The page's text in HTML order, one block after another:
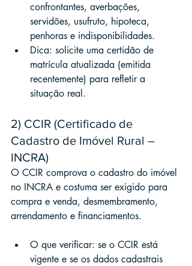
confrontantes, averbações,
servidões, usufruto, hipoteca,
penhoras e indisponibilidades.
Dica: solicite uma certidão de
matrícula atualizada (emitida
recentemente) para refletir a
situação real.
2) CCIR (Certificado de
Cadastro de Imóvel Rural –
INCRA)
O CCIR comprova o cadastro do imóvel
no INCRA e costuma ser exigido para
compra e venda, desmembramento,
arrendamento e financiamentos.
O que verificar: se o CCIR está
vigente e se os dados cadastrais